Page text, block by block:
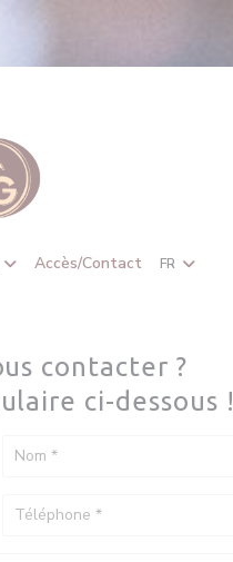
Accès/Contact FR
contacter ?
ci-dessous !